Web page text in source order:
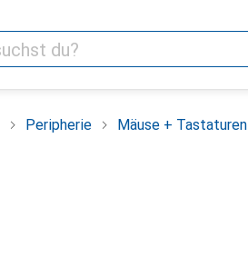
Peripherie Mäuse + Tastaturen